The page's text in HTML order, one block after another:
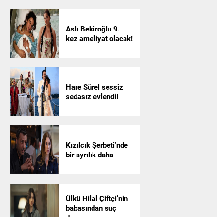
Aslı Bekiroğlu 9.
kez ameliyat olacak!
Hare Sürel sessiz
sedasız evlendi!
Kızılcık Şerbeti’nde
bir ayrılık daha
Ülkü Hilal Çiftçi’nin
babasından suç